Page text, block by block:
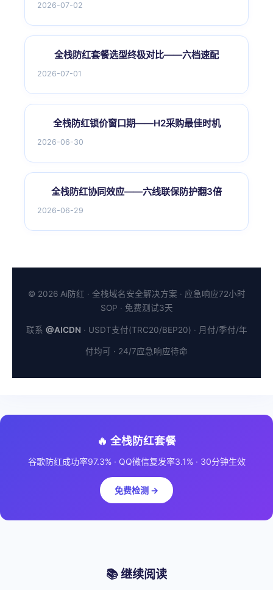
2026-07-02
全栈防红套餐选型终极对比——六档速配
2026-07-01
全栈防红锁价窗口期——H2采购最佳时机
2026-06-30
全栈防红协同效应——六线联保防护翻3倍
2026-06-29
© 2026 Ai防红 · 全栈域名安全解决方案 · 应急响应72小时
SOP · 免费测试3天
联系 @AICDN · USDT支付(TRC20/BEP20) · 月付/季付/年
付均可 · 24/7应急响应待命
🔥 全栈防红套餐
谷歌防红成功率97.3% · QQ微信复发率3.1% · 30分钟生效
免费检测 →
📚 继续阅读